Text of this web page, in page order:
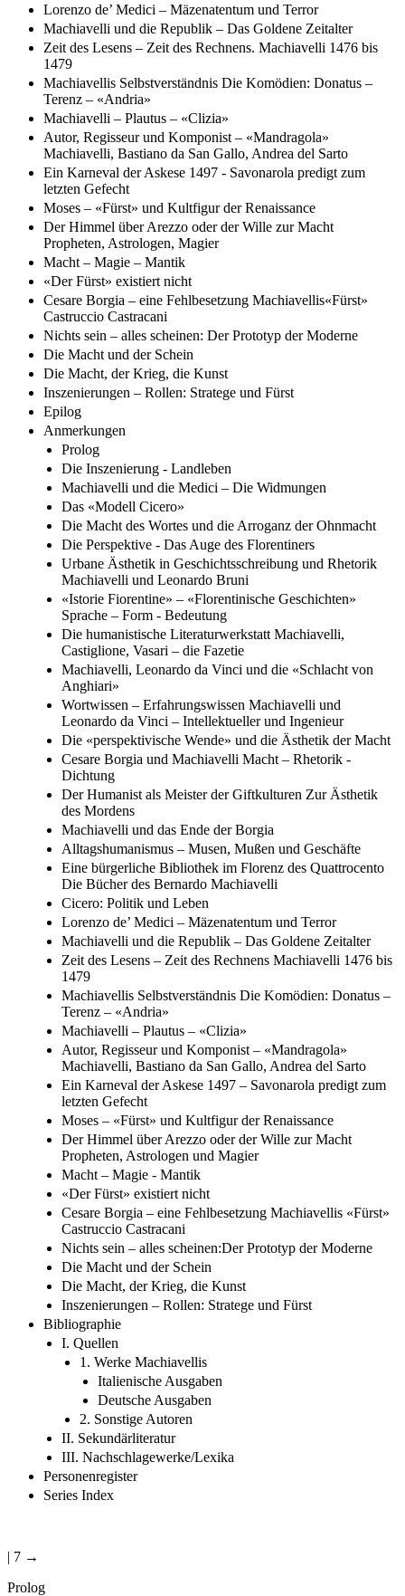
Lorenzo de’ Medici – Mäzenatentum und Terror
Machiavelli und die Republik – Das Goldene Zeitalter
Zeit des Lesens – Zeit des Rechnens. Machiavelli 1476 bis
1479
Machiavellis Selbstverständnis Die Komödien: Donatus –
Terenz – «Andria»
Machiavelli – Plautus – «Clizia»
Autor, Regisseur und Komponist – «Mandragola»
Machiavelli, Bastiano da San Gallo, Andrea del Sarto
Ein Karneval der Askese 1497 - Savonarola predigt zum
letzten Gefecht
Moses – «Fürst» und Kultfigur der Renaissance
Der Himmel über Arezzo oder der Wille zur Macht
Propheten, Astrologen, Magier
Macht – Magie – Mantik
«Der Fürst» existiert nicht
Cesare Borgia – eine Fehlbesetzung Machiavellis«Fürst»
Castruccio Castracani
Nichts sein – alles scheinen: Der Prototyp der Moderne
Die Macht und der Schein
Die Macht, der Krieg, die Kunst
Inszenierungen – Rollen: Stratege und Fürst
Epilog
Anmerkungen
Prolog
Die Inszenierung - Landleben
Machiavelli und die Medici – Die Widmungen
Das «Modell Cicero»
Die Macht des Wortes und die Arroganz der Ohnmacht
Die Perspektive - Das Auge des Florentiners
Urbane Ästhetik in Geschichtsschreibung und Rhetorik
Machiavelli und Leonardo Bruni
«Istorie Fiorentine» – «Florentinische Geschichten»
Sprache – Form - Bedeutung
Die humanistische Literaturwerkstatt Machiavelli,
Castiglione, Vasari – die Fazetie
Machiavelli, Leonardo da Vinci und die «Schlacht von
Anghiari»
Wortwissen – Erfahrungswissen Machiavelli und
Leonardo da Vinci – Intellektueller und Ingenieur
Die «perspektivische Wende» und die Ästhetik der Macht
Cesare Borgia und Machiavelli Macht – Rhetorik -
Dichtung
Der Humanist als Meister der Giftkulturen Zur Ästhetik
des Mordens
Machiavelli und das Ende der Borgia
Alltagshumanismus – Musen, Mußen und Geschäfte
Eine bürgerliche Bibliothek im Florenz des Quattrocento
Die Bücher des Bernardo Machiavelli
Cicero: Politik und Leben
Lorenzo de’ Medici – Mäzenatentum und Terror
Machiavelli und die Republik – Das Goldene Zeitalter
Zeit des Lesens – Zeit des Rechnens Machiavelli 1476 bis
1479
Machiavellis Selbstverständnis Die Komödien: Donatus –
Terenz – «Andria»
Machiavelli – Plautus – «Clizia»
Autor, Regisseur und Komponist – «Mandragola»
Machiavelli, Bastiano da San Gallo, Andrea del Sarto
Ein Karneval der Askese 1497 – Savonarola predigt zum
letzten Gefecht
Moses – «Fürst» und Kultfigur der Renaissance
Der Himmel über Arezzo oder der Wille zur Macht
Propheten, Astrologen und Magier
Macht – Magie - Mantik
«Der Fürst» existiert nicht
Cesare Borgia – eine Fehlbesetzung Machiavellis «Fürst»
Castruccio Castracani
Nichts sein – alles scheinen:Der Prototyp der Moderne
Die Macht und der Schein
Die Macht, der Krieg, die Kunst
Inszenierungen – Rollen: Stratege und Fürst
Bibliographie
I. Quellen
1. Werke Machiavellis
Italienische Ausgaben
Deutsche Ausgaben
2. Sonstige Autoren
II. Sekundärliteratur
III. Nachschlagewerke/Lexika
Personenregister
Series Index
| 7 →
Prolog